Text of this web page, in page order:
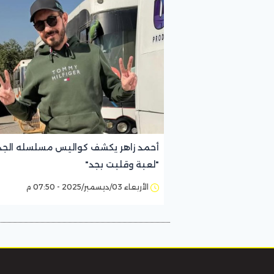
أحمد زاهر يكشف كواليس مسلسله
"لعبة وقلبت بجد"
الأربعاء 03/ديسمبر/2025 - 07:50 م